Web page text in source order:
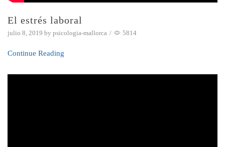
El estrés laboral
julio 8, 2019 by psicologia-mallorca / 5814
Continue Reading